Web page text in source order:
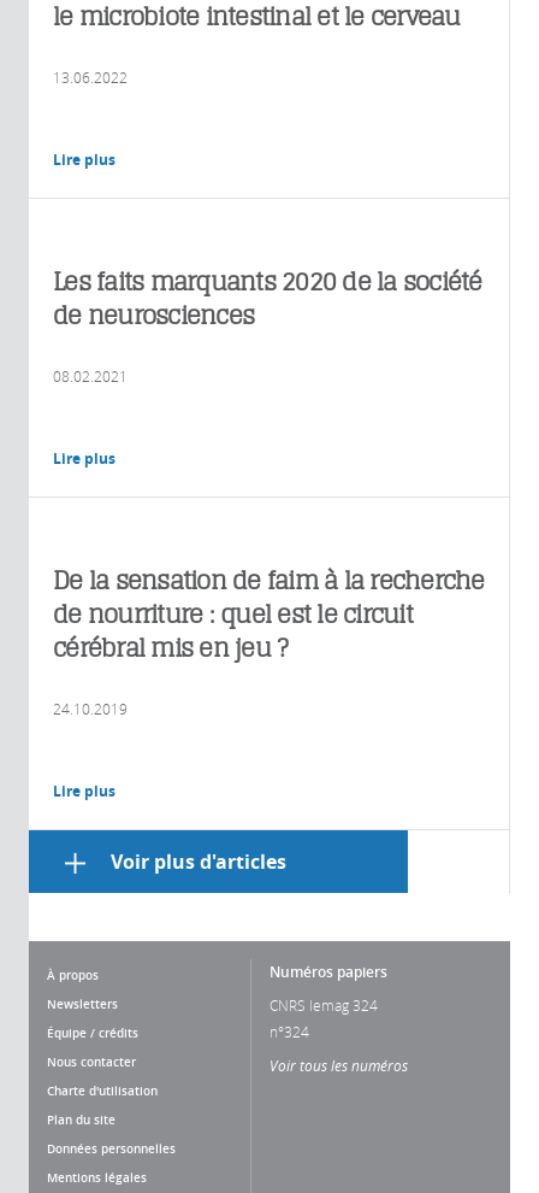
le microbiote intestinal et le cerveau
13.06.2022
Lire plus
Les faits marquants 2020 de la société
de neurosciences
08.02.2021
Lire plus
De la sensation de faim à la recherche
de nourriture : quel est le circuit
cérébral mis en jeu ?
24.10.2019
Lire plus
Voir plus d'articles
À propos
Newsletters
Équipe / crédits
Nous contacter
Charte d'utilisation
Plan du site
Données personnelles
Mentions légales
Numéros papiers
CNRS lemag 324
n°324
Voir tous les numéros